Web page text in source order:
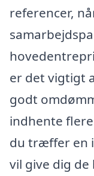
referencer,
er det vigtigt
godt
indhente
du træffer en
vil give dig